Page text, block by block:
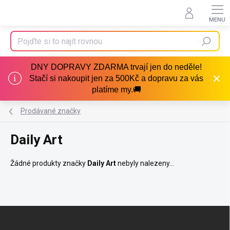
DNY DOPRAVY ZDARMA trvají jen do neděle!
Stačí si nakoupit jen za 500Kč a dopravu za vás
platíme my.🚚
Hledat
Prodávané značky
Daily Art
Žádné produkty značky Daily Artnebyly nalezeny...